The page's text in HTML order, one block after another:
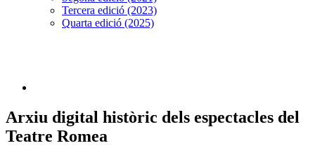
Tercera edició (2023)
Quarta edició (2025)
Arxiu digital històric dels espectacles del
Teatre Romea